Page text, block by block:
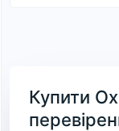
Купити